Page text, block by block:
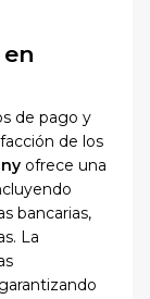
de pago y
de los
ofrece una
bancarias,
La